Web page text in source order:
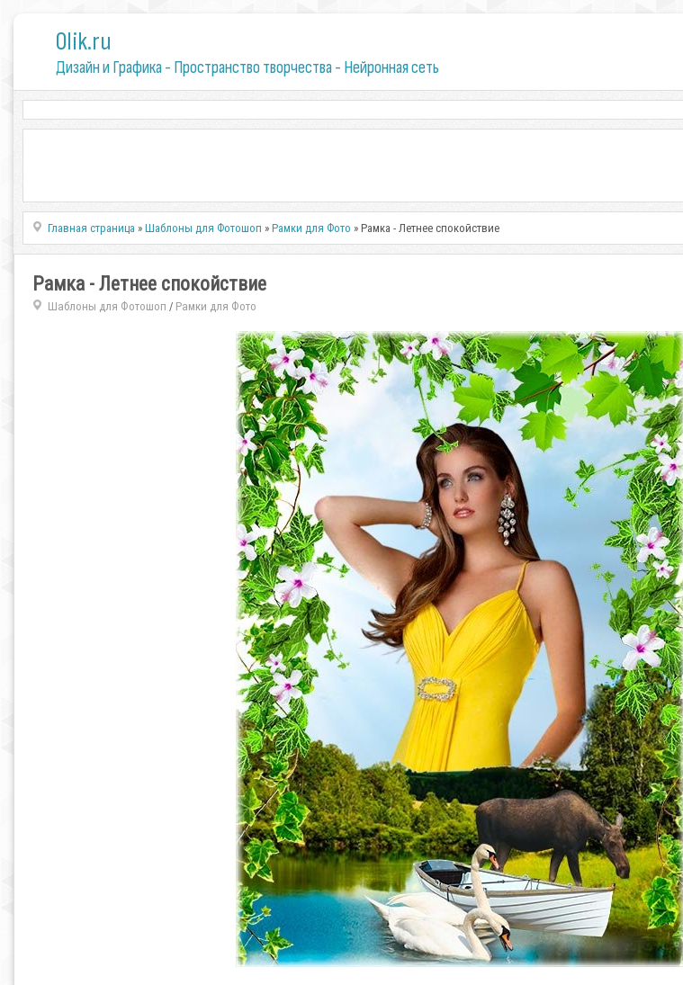
0lik.ru
Дизайн и Графика - Пространство творчества - Нейронная сеть
Главная страница »Шаблоны для Фотошоп »Рамки для Фото » Рамка - Летнее спокойствие
Рамка - Летнее спокойствие
Шаблоны для Фотошоп / Рамки для Фото